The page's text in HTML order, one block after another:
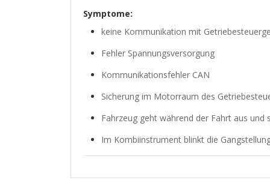
Symptome:
keine Kommunikation mit
Fehler Spannungsversorgung
Kommunikationsfehler CAN
Sicherung im Motorraum des
Fahrzeug geht während der Fahrt aus und
Im Kombiinstrument blinkt die